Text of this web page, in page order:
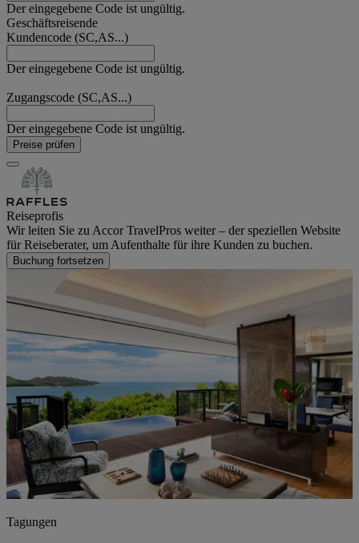
Der eingegebene Code ist ungültig.
Geschäftsreisende
Kundencode (SC,AS...)
Der eingegebene Code ist ungültig.
Zugangscode (SC,AS...)
Der eingegebene Code ist ungültig.
Preise prüfen
Reiseprofis
Wir leiten Sie zu Accor TravelPros weiter – der speziellen Website
für Reiseberater, um Aufenthalte für ihre Kunden zu buchen.
Buchung fortsetzen
Tagungen